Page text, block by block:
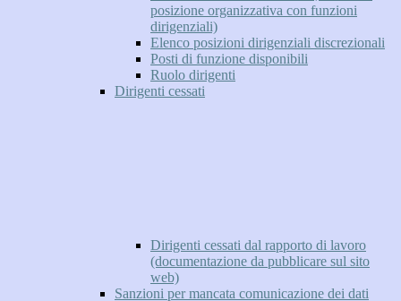
posizione organizzativa con funzioni
dirigenziali)
Elenco posizioni dirigenziali discrezionali
Posti di funzione disponibili
Ruolo dirigenti
Dirigenti cessati
Dirigenti cessati dal rapporto di lavoro
(documentazione da pubblicare sul sito
web)
Sanzioni per mancata comunicazione dei dati